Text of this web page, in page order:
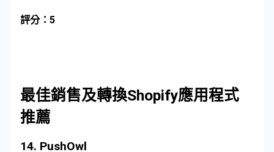
評分：5
最佳銷售及轉換Shopify應用程式
推薦
14. PushOwl